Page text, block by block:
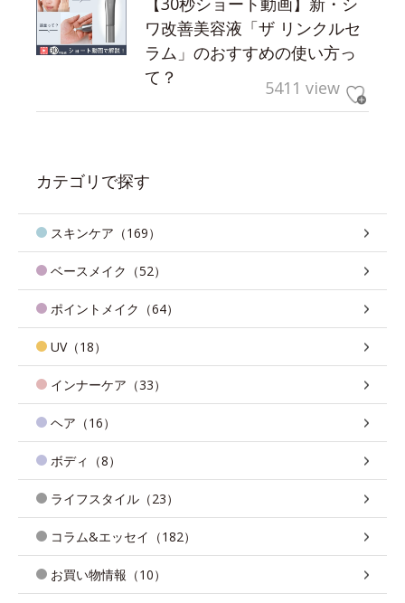
ワ改善美容液「ザ リンクルセ
ラム」のおすすめの使い方っ
て？
5411 view
カテゴリで探す
スキンケア（169）
ベースメイク（52）
ポイントメイク（64）
UV（18）
インナーケア（33）
ヘア（16）
ボディ（8）
ライフスタイル（23）
コラム&エッセイ（182）
お買い物情報（10）